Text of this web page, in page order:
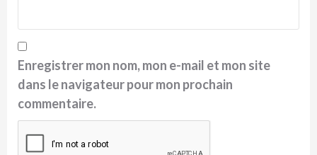
Enregistrer mon nom, mon e-mail et mon site
dans le navigateur pour mon prochain
commentaire.